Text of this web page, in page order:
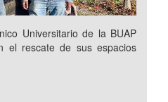
Universitario de la BUAP
el rescate de sus espacios